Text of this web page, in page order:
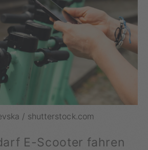
/ shutterstock.com
E-Scooter fahren